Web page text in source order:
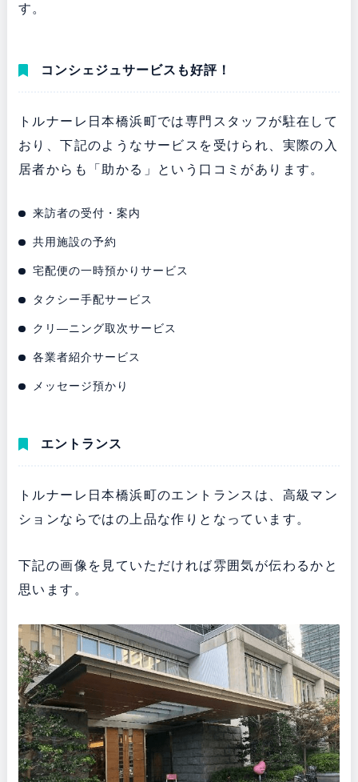
す。
コンシェジュサービスも好評！
トルナーレ日本橋浜町では専門スタッフが駐在して
おり、下記のようなサービスを受けられ、実際の入
居者からも「助かる」という口コミがあります。
来訪者の受付・案内
共用施設の予約
宅配便の一時預かりサービス
タクシー手配サービス
クリ―ニング取次サービス
各業者紹介サービス
メッセージ預かり
エントランス
トルナーレ日本橋浜町のエントランスは、高級マン
ションならではの上品な作りとなっています。
下記の画像を見ていただければ雰囲気が伝わるかと
思います。